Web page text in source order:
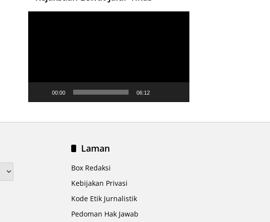
00:00 06:12
Laman
Box Redaksi
Kebijakan Privasi
Kode Etik Jurnalistik
Pedoman Hak Jawab